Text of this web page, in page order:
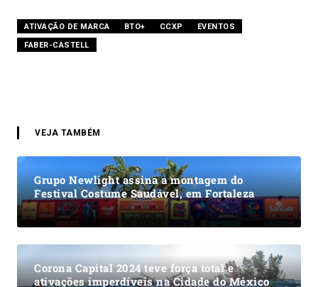
ATIVAÇÃO DE MARCA BTO+ CCXP
EVENTOS
FABER-CASTELL
VEJA TAMBÉM
Grupo Newlight assina a montagem do
Festival Costume Saudável, em Fortaleza
Corona Capital 2024 teve força total e
ativações imperdíveis na Cidade do México